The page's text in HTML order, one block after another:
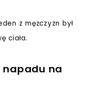
z mężczyzn był
ciała.
napadu na